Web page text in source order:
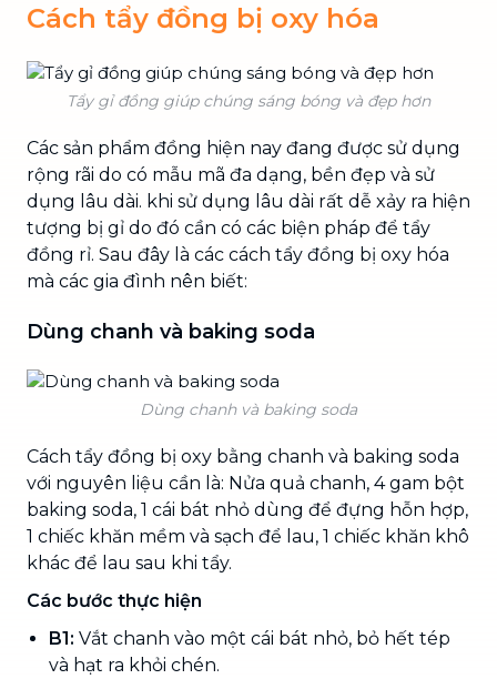
Cách tẩy đồng bị oxy hóa
Tẩy gỉ đồng giúp chúng sáng bóng và đẹp hơn
Các sản phẩm đồng hiện nay đang được sử dụng
rộng rãi do có mẫu mã đa dạng, bền đẹp và sử
dụng lâu dài. khi sử dụng lâu dài rất dễ xảy ra hiện
tượng bị gỉ do đó cần có các biện pháp để tẩy
đồng rỉ. Sau đây là các cách tẩy đồng bị oxy hóa
mà các gia đình nên biết:
Dùng chanh và baking soda
Dùng chanh và baking soda
Cách tẩy đồng bị oxy bằng chanh và baking soda
với nguyên liệu cần là: Nửa quả chanh, 4 gam bột
baking soda, 1 cái bát nhỏ dùng để đựng hỗn hợp,
1 chiếc khăn mềm và sạch để lau, 1 chiếc khăn khô
khác để lau sau khi tẩy.
Các bước thực hiện
B1: Vắt chanh vào một cái bát nhỏ, bỏ hết tép
và hạt ra khỏi chén.